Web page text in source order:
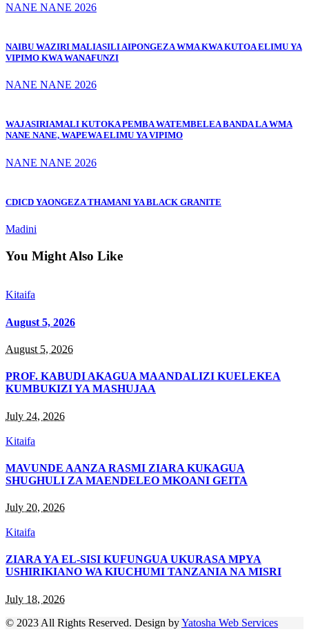
NANE NANE 2026
NAIBU WAZIRI MALIASILI AIPONGEZA WMA KWA KUTOA ELIMU YA
VIPIMO KWA WANAFUNZI
NANE NANE 2026
WAJASIRIAMALI KUTOKA PEMBA WATEMBELEA BANDA LA WMA
NANE NANE, WAPEWA ELIMU YA VIPIMO
NANE NANE 2026
CDICD YAONGEZA THAMANI YA BLACK GRANITE
Madini
You Might Also Like
Kitaifa
August 5, 2026
August 5, 2026
PROF. KABUDI AKAGUA MAANDALIZI KUELEKEA
KUMBUKIZI YA MASHUJAA
July 24, 2026
Kitaifa
MAVUNDE AANZA RASMI ZIARA KUKAGUA
SHUGHULI ZA MAENDELEO MKOANI GEITA
July 20, 2026
Kitaifa
ZIARA YA EL-SISI KUFUNGUA UKURASA MPYA
USHIRIKIANO WA KIUCHUMI TANZANIA NA MISRI
July 18, 2026
© 2023 All Rights Reserved. Design byYatosha Web Services